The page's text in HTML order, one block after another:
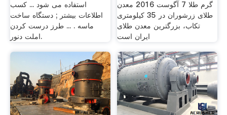
استفاده می شود ... کسب
اطلاعات بیشتر ; دستگاه ساخت
ماسه . ... طرز درست کردن
املت دنور.
گرم طلا 7 آگوست 2016 معدن
طلای زرشوران در 35 کیلومتری
تکاب، بزرگترین معدن طلای
ایران است